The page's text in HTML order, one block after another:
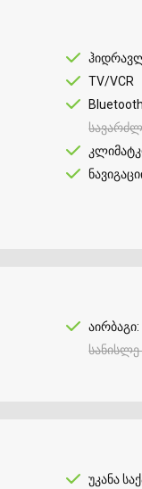
TV/VCR
Bluetooth
უკანა